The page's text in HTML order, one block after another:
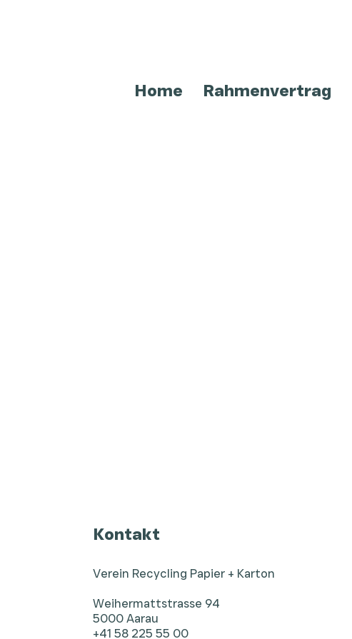
Home Rahmenvertrag
Kontakt
Verein Recycling Papier + Karton
Weihermattstrasse 94
5000 Aarau
+41 58 225 55 00